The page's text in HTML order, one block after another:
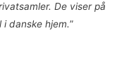
De viser på
danske hjem.”